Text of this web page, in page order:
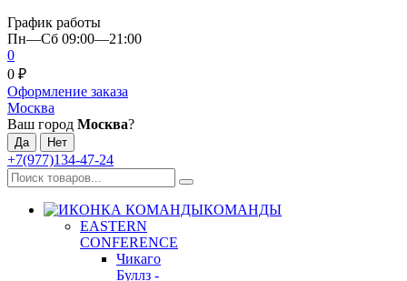
График работы
Пн—Сб 09:00—21:00
0
0 ₽
Оформление заказа
Москва
Ваш город Москва?
+7(977)134-47-24
КОМАНДЫ
EASTERN
CONFERENCE
Чикаго
Буллз -